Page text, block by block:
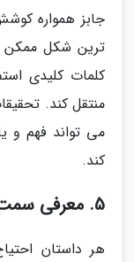
جابز همواره
ترین شکل ممکن
کلمات کلیدی
منتقل کند.
می تواند فهم و
کند.
5. معرفی سمت تیره و مرارت ها!
هر داستان